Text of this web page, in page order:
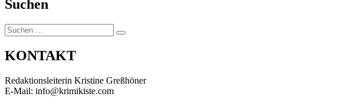
Suchen
Suchen
nach:
Suchen
KONTAKT
Redaktionsleiterin Kristine Greßhöner
E-Mail: info@krimikiste.com